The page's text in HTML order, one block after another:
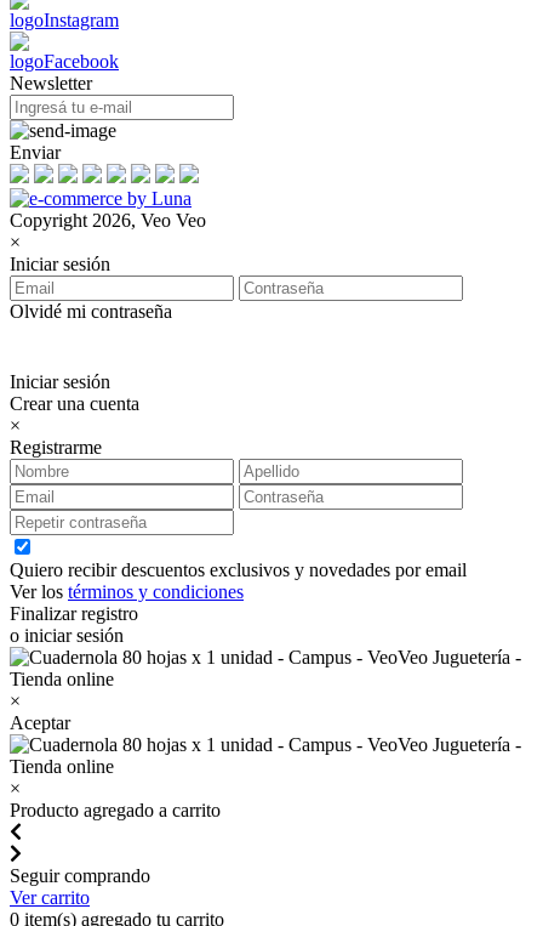
Newsletter
Enviar
Copyright 2026, Veo Veo
×
Iniciar sesión
Olvidé mi contraseña
Iniciar sesión
Crear una cuenta
×
Registrarme
Quiero recibir descuentos exclusivos y novedades por email
Ver los términos y condiciones
Finalizar registro
o iniciar sesión
×
Aceptar
×
Producto agregado a carrito
Seguir comprando
Ver carrito
0 item(s) agregado tu carrito